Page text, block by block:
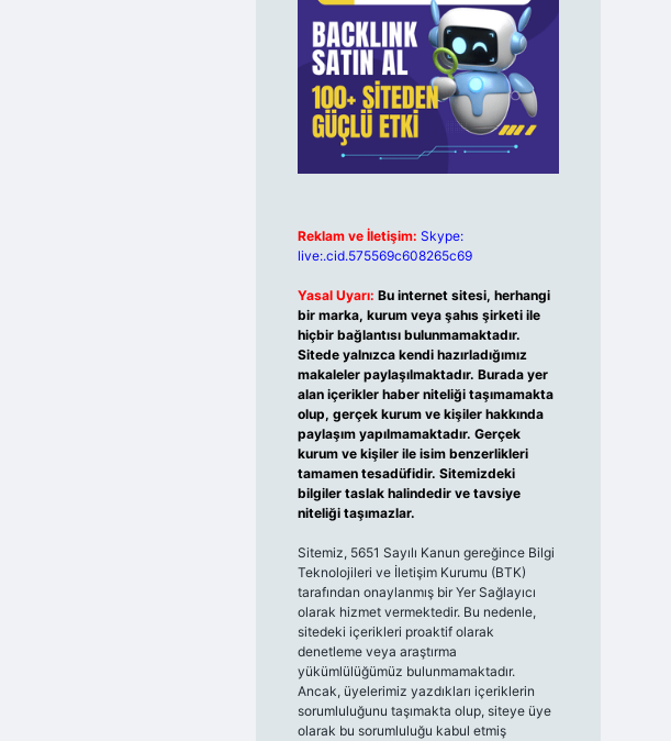
Reklam ve İletişim: Skype:
live:.cid.575569c608265c69
Yasal Uyarı: Bu internet sitesi, herhangi
bir marka, kurum veya şahıs şirketi ile
hiçbir bağlantısı bulunmamaktadır.
Sitede yalnızca kendi hazırladığımız
makaleler paylaşılmaktadır. Burada yer
alan içerikler haber niteliği taşımamakta
olup, gerçek kurum ve kişiler hakkında
paylaşım yapılmamaktadır. Gerçek
kurum ve kişiler ile isim benzerlikleri
tamamen tesadüfidir. Sitemizdeki
bilgiler taslak halindedir ve tavsiye
niteliği taşımazlar.
Sitemiz, 5651 Sayılı Kanun gereğince Bilgi
Teknolojileri ve İletişim Kurumu (BTK)
tarafından onaylanmış bir Yer Sağlayıcı
olarak hizmet vermektedir. Bu nedenle,
sitedeki içerikleri proaktif olarak
denetleme veya araştırma
yükümlülüğümüz bulunmamaktadır.
Ancak, üyelerimiz yazdıkları içeriklerin
sorumluluğunu taşımakta olup, siteye üye
olarak bu sorumluluğu kabul etmiş